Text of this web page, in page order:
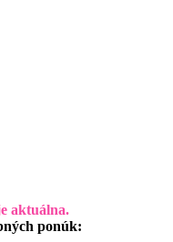
aktuálna.
ponúk: